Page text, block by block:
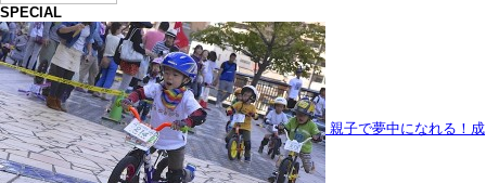
SPECIAL
親子で夢中になれる！成